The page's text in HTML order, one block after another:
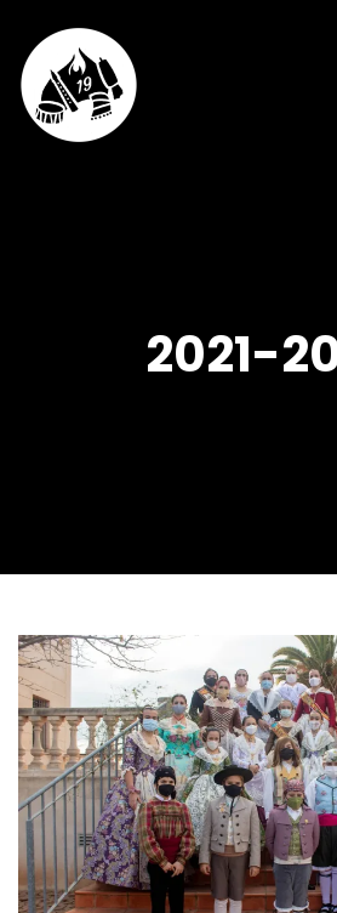
2021-